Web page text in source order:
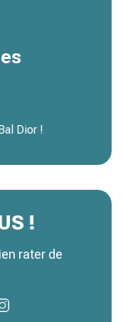
Dior !
!
rater de